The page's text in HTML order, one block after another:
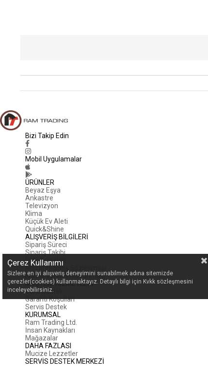
Bizi Takip Edin
Mobil Uygulamalar
ÜRÜNLER
Beyaz Eşya
Ankastre
Televizyon
Klima
Küçük Ev Aleti
Quick&Shine
ALIŞVERİŞ BİLGİLERİ
Sipariş Süreci
Sipariş Takibi
İade Koşulları
Mesafeli Satış Sözleşmesi
Kişisel Verilerin Korunması
MÜŞTERİ HİZMETLERİ
Canlı Destek
Garanti Koşulları
Servis Destek
KURUMSAL
Ram Trading Ltd.
İnsan Kaynakları
Mağazalar
DAHA FAZLASI
Mucize Lezzetler
SERVİS DESTEK MERKEZİ
Çerez Kullanımı
Sizlere en iyi alışveriş deneyimini sunabilmek adına sitemizde
çerezler(cookies) kullanmaktayız. Detaylı bilgi için Kvkk sözleşmesini
inceleyebilirsiniz.